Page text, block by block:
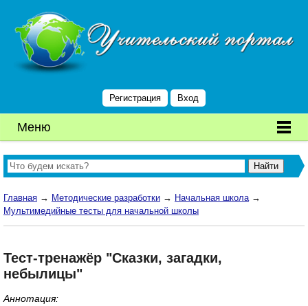
Регистрация Вход
Меню
Главная → Методические разработки → Начальная школа→
Мультимедийные тесты для начальной школы
Тест-тренажёр "Сказки, загадки,
небылицы"
Аннотация: